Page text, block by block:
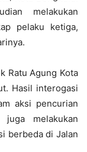
melakukan
pelaku ketiga,
Ratu Agung Kota
Hasil interogasi
aksi pencurian
melakukan
berbeda di Jalan